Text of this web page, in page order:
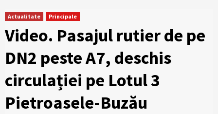
Actualitate Principale
Video. Pasajul rutier de pe
DN2 peste A7, deschis
circulației pe Lotul 3
Pietroasele-Buzău